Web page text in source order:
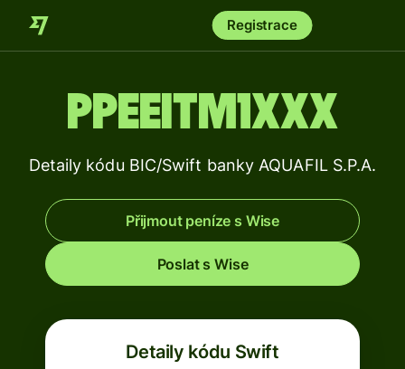
Registrace
PPEEITM1XXX
Detaily kódu BIC/Swift banky AQUAFIL S.P.A.
Přijmout peníze s Wise
Poslat s Wise
Detaily kódu Swift